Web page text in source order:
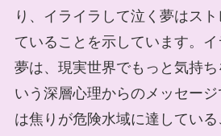
り、イライラして泣く夢はス
ていることを示しています。
夢は、現実世界でもっと気持
いう深層心理からのメッセー
は焦りが危険水域に達してい